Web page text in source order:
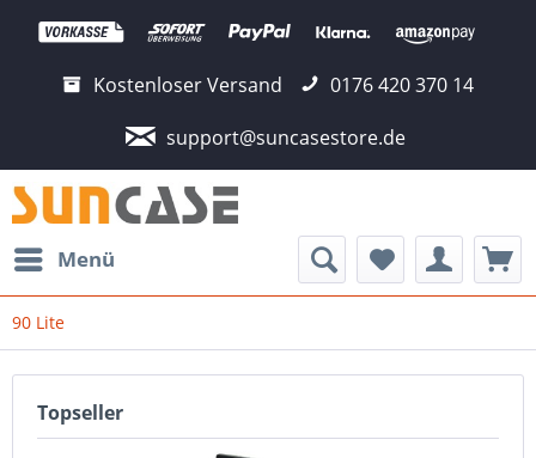
Kostenloser Versand
0176 420 370 14
support@suncasestore.de
Menü
90 Lite
Topseller